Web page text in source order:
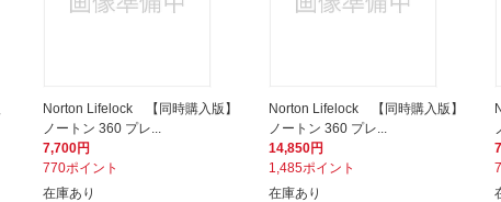
Norton Lifelock 【同時購入版】
ノートン 360 プレ...
7,700円
770ポイント
在庫あり
Norton Lifelock 【同時購入版】
ノートン 360 プレ...
14,850円
1,485ポイント
在庫あり